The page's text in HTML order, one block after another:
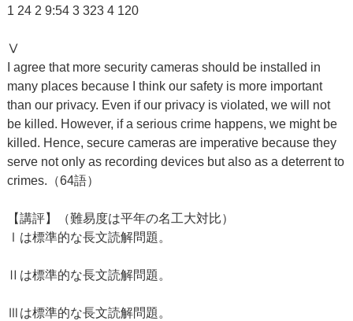
1 24 2 9:54 3 323 4 120
Ⅴ
I agree that more security cameras should be installed in
many places because I think our safety is more important
than our privacy. Even if our privacy is violated, we will not
be killed. However, if a serious crime happens, we might be
killed. Hence, secure cameras are imperative because they
serve not only as recording devices but also as a deterrent to
crimes.（64語）
【講評】（難易度は平年の名工大対比）
Ⅰは標準的な長文読解問題。
Ⅱは標準的な長文読解問題。
Ⅲは標準的な長文読解問題。